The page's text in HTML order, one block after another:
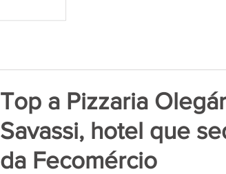
Top a Pizzaria
Savassi, hotel que
da Fecomércio